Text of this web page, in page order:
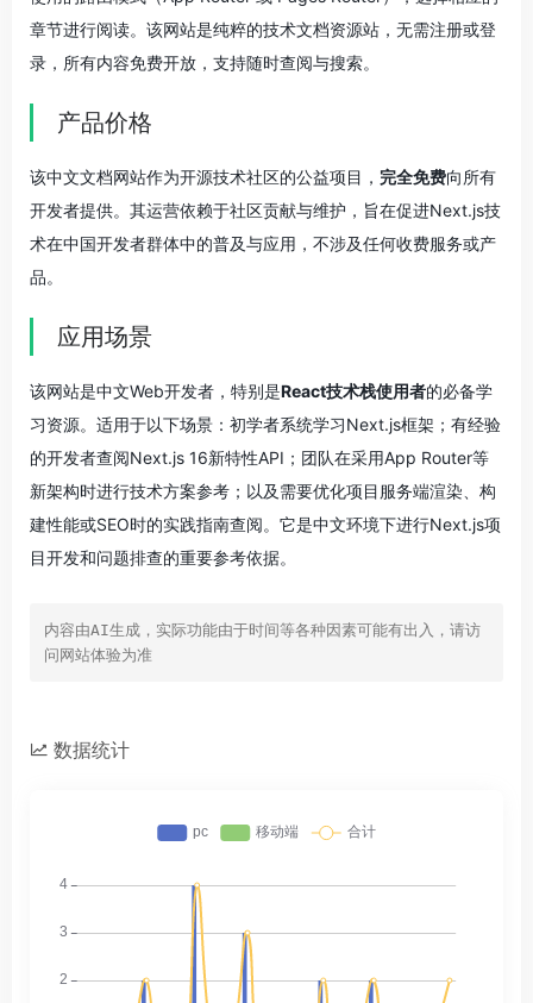
章节进行阅读。该网站是纯粹的技术文档资源站，无需注册或登
录，所有内容免费开放，支持随时查阅与搜索。
产品价格
该中文文档网站作为开源技术社区的公益项目， 完全免费向所有
开发者提供。其运营依赖于社区贡献与维护，旨在促进Next.js技
术在中国开发者群体中的普及与应用，不涉及任何收费服务或产
品。
应用场景
该网站是中文Web开发者，特别是React技术栈使用者的必备学
习资源。适用于以下场景：初学者系统学习Next.js框架；有经验
的开发者查阅Next.js 16新特性API；团队在采用App Router等
新架构时进行技术方案参考；以及需要优化项目服务端渲染、构
建性能或SEO时的实践指南查阅。它是中文环境下进行Next.js项
目开发和问题排查的重要参考依据。
内容由AI生成，实际功能由于时间等各种因素可能有出入，请访
问网站体验为准
数据统计